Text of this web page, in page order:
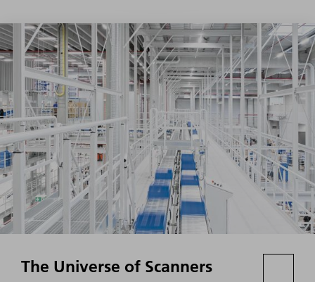
The Universe of Scanners